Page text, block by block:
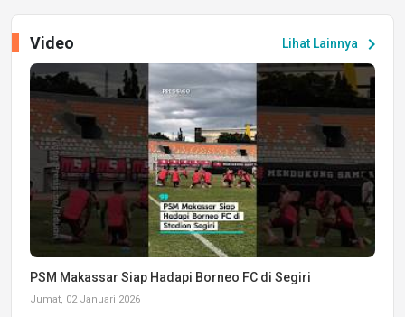
Lihat Lainnya chevron_right
Video
PSM Makassar Siap Hadapi Borneo FC di Segiri
Jumat, 02 Januari 2026